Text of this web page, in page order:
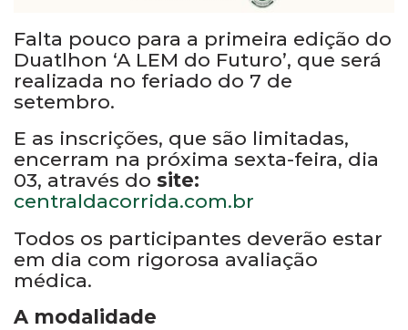
Falta pouco para a primeira edição do
Duatlhon ‘A LEM do Futuro’, que será
realizada no feriado do 7 de
setembro.
E as inscrições, que são limitadas,
encerram na próxima sexta-feira, dia
03, através do site:
centraldacorrida.com.br
Todos os participantes deverão estar
em dia com rigorosa avaliação
médica.
A modalidade